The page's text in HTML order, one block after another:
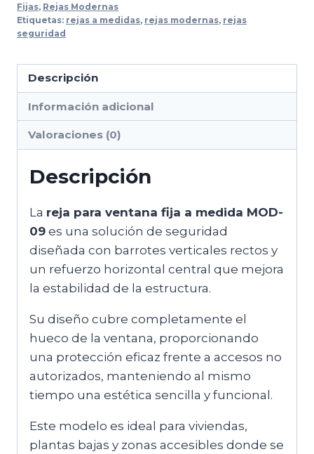
Fijas, Rejas Modernas
Etiquetas: rejas a medidas, rejas modernas, rejas
seguridad
Descripción
Información adicional
Valoraciones (0)
Descripción
La reja para ventana fija a medida MOD-
09 es una solución de seguridad
diseñada con barrotes verticales rectos y
un refuerzo horizontal central que mejora
la estabilidad de la estructura.
Su diseño cubre completamente el
hueco de la ventana, proporcionando
una protección eficaz frente a accesos no
autorizados, manteniendo al mismo
tiempo una estética sencilla y funcional.
Este modelo es ideal para viviendas,
plantas bajas y zonas accesibles donde se